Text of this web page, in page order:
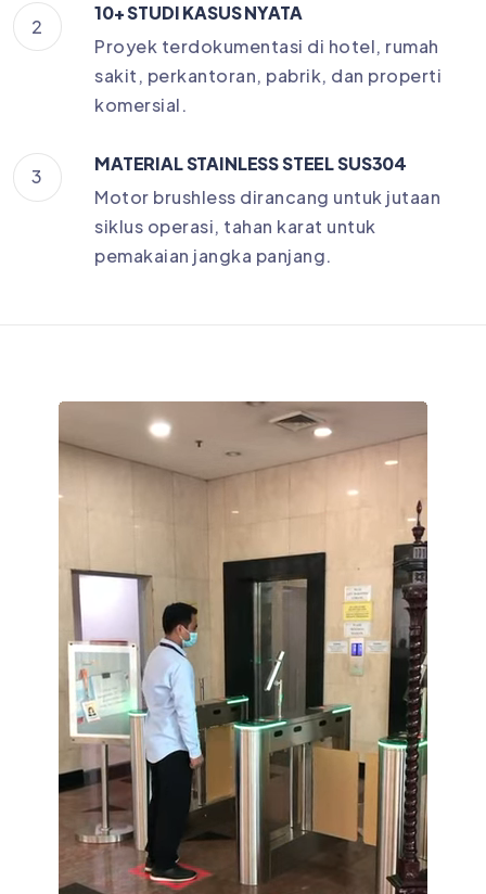
2
10+ STUDI KASUS NYATA
Proyek terdokumentasi di hotel, rumah
sakit, perkantoran, pabrik, dan properti
komersial.
3
MATERIAL STAINLESS STEEL SUS304
Motor brushless dirancang untuk jutaan
siklus operasi, tahan karat untuk
pemakaian jangka panjang.